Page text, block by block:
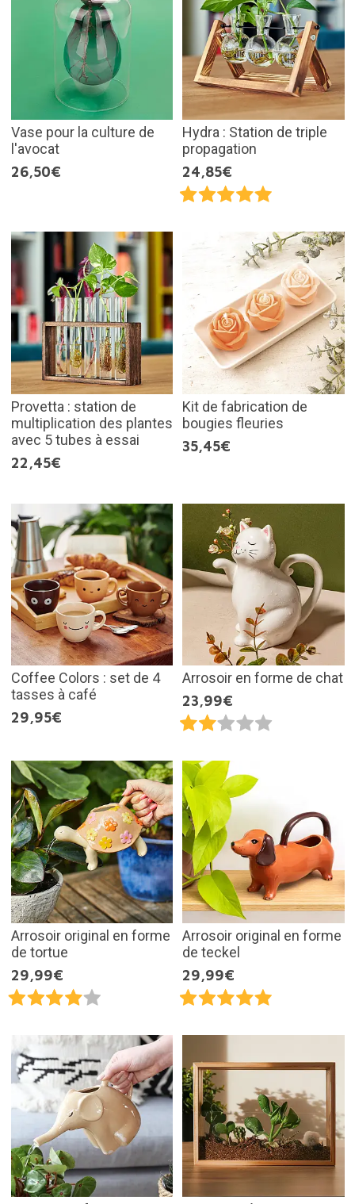
Vase pour la culture de
l'avocat
26,50€
Hydra : Station de triple
propagation
24,85€
Provetta : station de
multiplication des plantes
avec 5 tubes à essai
22,45€
Kit de fabrication de
bougies fleuries
35,45€
Coffee Colors : set de 4
tasses à café
29,95€
Arrosoir en forme de chat
23,99€
Arrosoir original en forme
de tortue
29,99€
Arrosoir original en forme
de teckel
29,99€